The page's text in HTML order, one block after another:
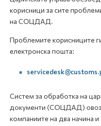
Медиа центар
Контакт
корисници за сите
на СОЦДАД.
Проблемите корисниците
електронска пошта:
Систем за обработка на
документи (СОЦДАД)
компаниите на два начина и